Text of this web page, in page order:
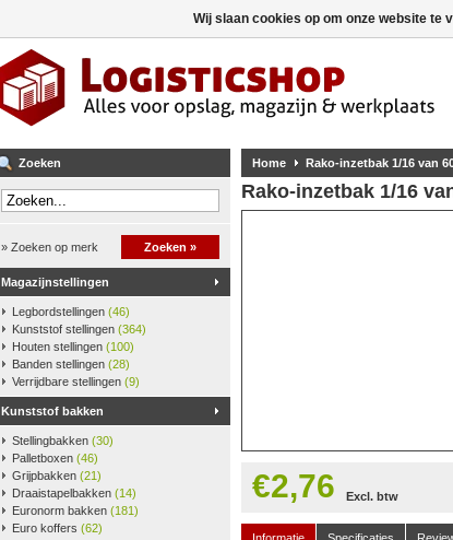
Zoeken
» Zoeken op merk Zoeken »
Magazijnstellingen
Legbordstellingen (46)
Kunststof stellingen (364)
Houten stellingen (100)
Banden stellingen (28)
Verrijdbare stellingen (9)
Kunststof bakken
Stellingbakken (30)
Palletboxen (46)
Grijpbakken (21)
Draaistapelbakken (14)
Euronorm bakken (181)
Euro koffers (62)
Home Rako-inzetbak 1/16 van
Rako-inzetbak 1/16
€2,76 Excl. btw
Wij slaan cookies op om onze website te